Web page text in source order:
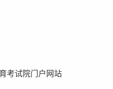
考试院门户网站